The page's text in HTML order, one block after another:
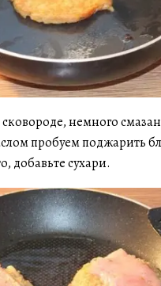
сковороде, немного
пробуем поджарить
добавьте сухари.